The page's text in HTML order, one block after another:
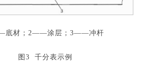
底材；2——涂层；3——冲杆
图3 千分表示例